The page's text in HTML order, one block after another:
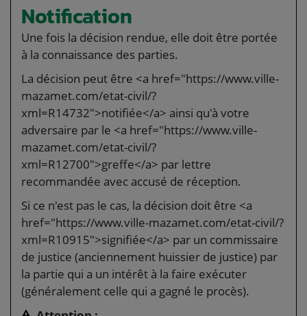
Notification
Une fois la décision rendue, elle doit être portée
à la connaissance des parties.
La décision peut être <a href="https://www.ville-
mazamet.com/etat-civil/?
xml=R14732">notifiée</a> ainsi qu'à votre
adversaire par le <a href="https://www.ville-
mazamet.com/etat-civil/?
xml=R12700">greffe</a> par lettre
recommandée avec accusé de réception.
Si ce n'est pas le cas, la décision doit être <a
href="https://www.ville-mazamet.com/etat-civil/?
xml=R10915">signifiée</a> par un commissaire
de justice (anciennement huissier de justice) par
la partie qui a un intérêt à la faire exécuter
(généralement celle qui a gagné le procès).